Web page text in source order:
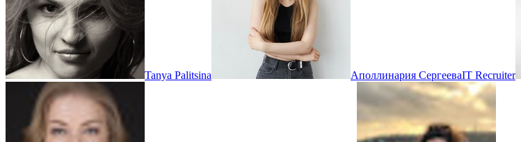
Tanya Palitsina Аполлинария СергееваIT Recruiter